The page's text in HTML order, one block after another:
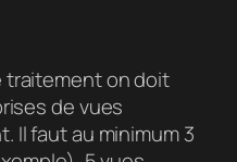
traitement on doit
de vues
Il faut au minimum 3